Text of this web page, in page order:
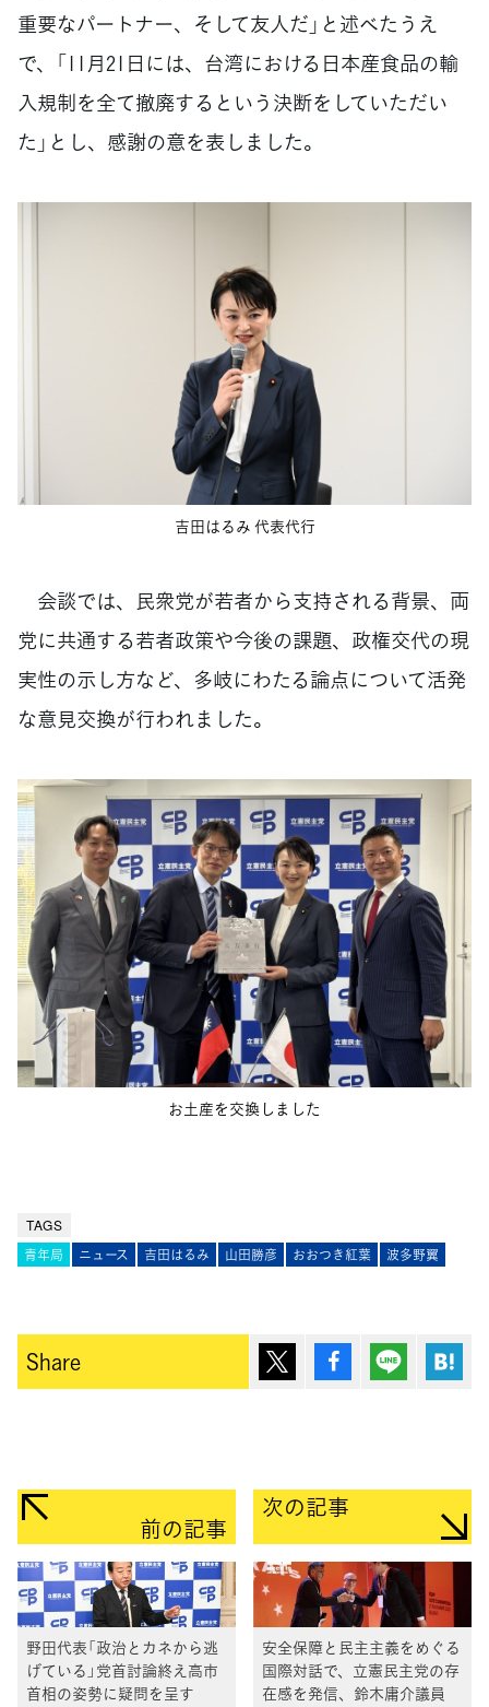
重要なパートナー、そして友人だ」と述べたうえ
で、「11月21日には、台湾における日本産食品の輸
入規制を全て撤廃するという決断をしていただい
た」とし、感謝の意を表しました。
吉田はるみ 代表代行
会談では、民衆党が若者から支持される背景、両
党に共通する若者政策や今後の課題、政権交代の現
実性の示し方など、多岐にわたる論点について活発
な意見交換が行われました。
お土産を交換しました
TAGS
青年局 ニュース 吉田はるみ 山田勝彦 おおつき紅葉 波多野翼
Share ポスト シェア Lineで送
前の記事
野田代表「政治とカネから逃
げている」党首討論終え高市
首相の姿勢に疑問を呈す
次の記事
安全保障と民主主義をめぐる
国際対話で、立憲民主党の存
在感を発信、鈴木庸介議員